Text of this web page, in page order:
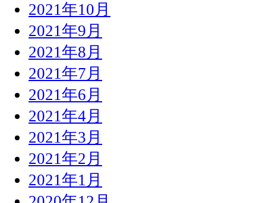
2021年10月
2021年9月
2021年8月
2021年7月
2021年6月
2021年4月
2021年3月
2021年2月
2021年1月